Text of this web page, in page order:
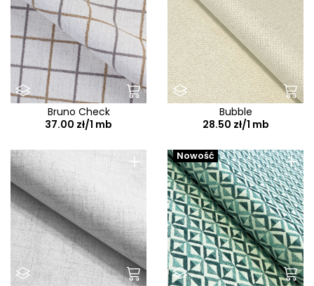
Bruno Check
37.00 zł/1 mb
Bubble
28.50 zł/1 mb
+ +
Nowość